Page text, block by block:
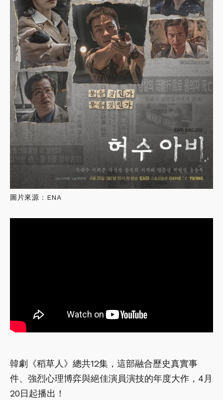
圖片來源：ENA
韓劇《稻草人》總共12集，這部融合歷史真實事
件、強烈心理博弈與絕佳演員演技的年度大作，4月
20日起播出！